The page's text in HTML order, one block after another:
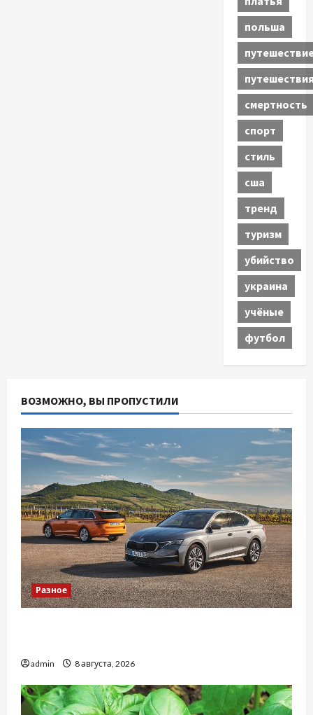
польша
смертность
спорт
стиль
сша
тренд
туризм
убийство
украина
учёные
футбол
ВОЗМОЖНО, ВЫ ПРОПУСТИЛИ
Разное
admin 8 августа, 2026